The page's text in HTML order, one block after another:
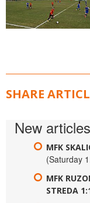
SHARE
New articles
MFK
(Saturday
MFK
STREDA